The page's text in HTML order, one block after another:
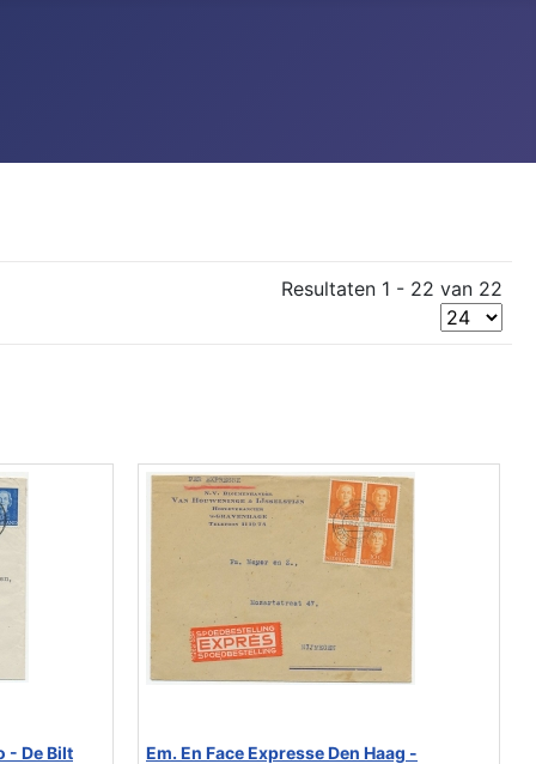
Resultaten 1 - 22 van 22
- De Bilt
Em. En Face Expresse Den Haag -